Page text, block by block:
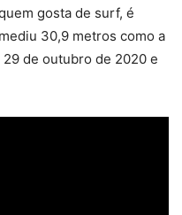
gosta de surf, é
30,9 metros como a
de outubro de 2020 e